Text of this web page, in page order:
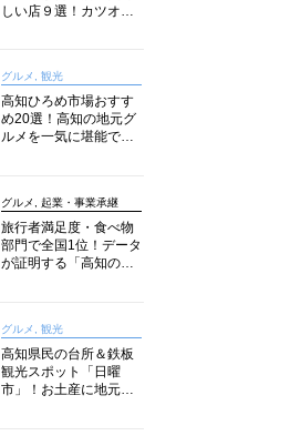
しい店９選！カツオの
グルメ, 観光
高知ひろめ市場おすす
め20選！高知の地元グ
ルメを一気に堪能でき
グルメ, 起業・事業承継
旅行者満足度・食べ物
部門で全国1位！データ
が証明する「高知の
グルメ, 観光
高知県民の台所＆鉄板
観光スポット「日曜
市」！お土産に地元野